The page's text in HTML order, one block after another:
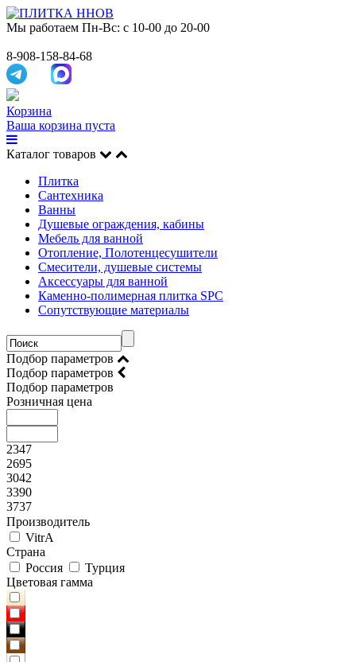
Мы работаем Пн-Вс: с 10-00 до 20-00
8-908-158-84-68
Корзина
Ваша корзина пуста
Каталог товаров
Плитка
Сантехника
Ванны
Душевые ограждения, кабины
Мебель для ванной
Отопление, Полотенцесушители
Смесители, душевые системы
Аксессуары для ванной
Каменно-полимерная плитка SPC
Сопутствующие материалы
Подбор параметров
Подбор параметров
Подбор параметров
Розничная цена
2347
2695
3042
3390
3737
Производитель
VitrA
Страна
Россия
Турция
Цветовая гамма